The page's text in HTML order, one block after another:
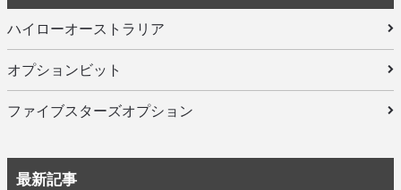
ハイローオーストラリア
オプションビット
ファイブスターズオプション
最新記事